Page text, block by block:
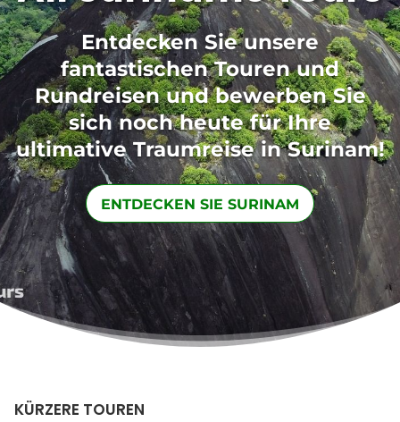
Entdecken Sie unsere
fantastischen Touren und
Rundreisen und bewerben Sie
sich noch heute für Ihre
ultimative Traumreise in Surinam!
ENTDECKEN SIE SURINAM
KÜRZERE TOUREN